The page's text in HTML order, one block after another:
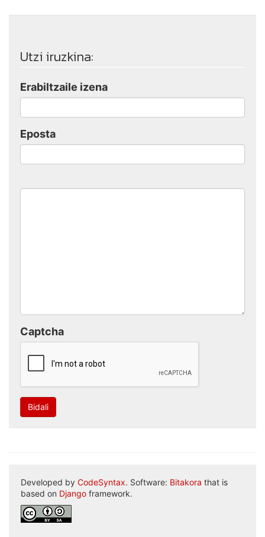
Utzi iruzkina:
Erabiltzaile izena
Eposta
Captcha
Bidali
Developed by CodeSyntax. Software: Bitakora that is
based on Django framework.